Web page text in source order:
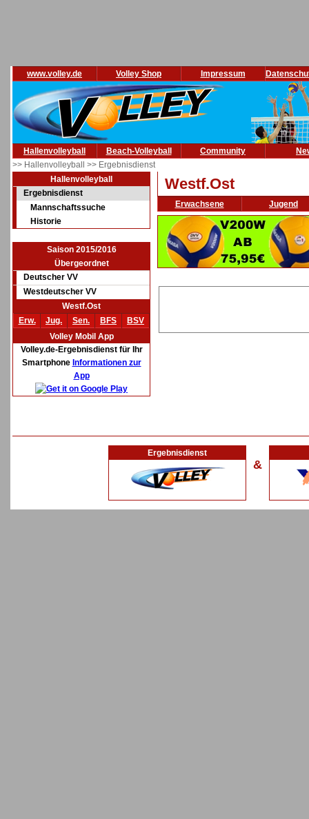
www.volley.de Volley Shop Impressum
Hallenvolleyball Beach-Volleyball Community
>> Hallenvolleyball >> Ergebnisdienst
Hallenvolleyball
Ergebnisdienst
Mannschaftssuche
Historie
Saison 2015/2016
Übergeordnet
Deutscher VV
Westdeutscher VV
Westf.Ost
Erw.
Jug. Sen. BFS
BSV
Volley Mobil App
Volley.de-Ergebnisdienst für Ihr
Smartphone Informationen zur
App
Westf.Ost
Erwachsene Jugend
Ergebnisdienst
&